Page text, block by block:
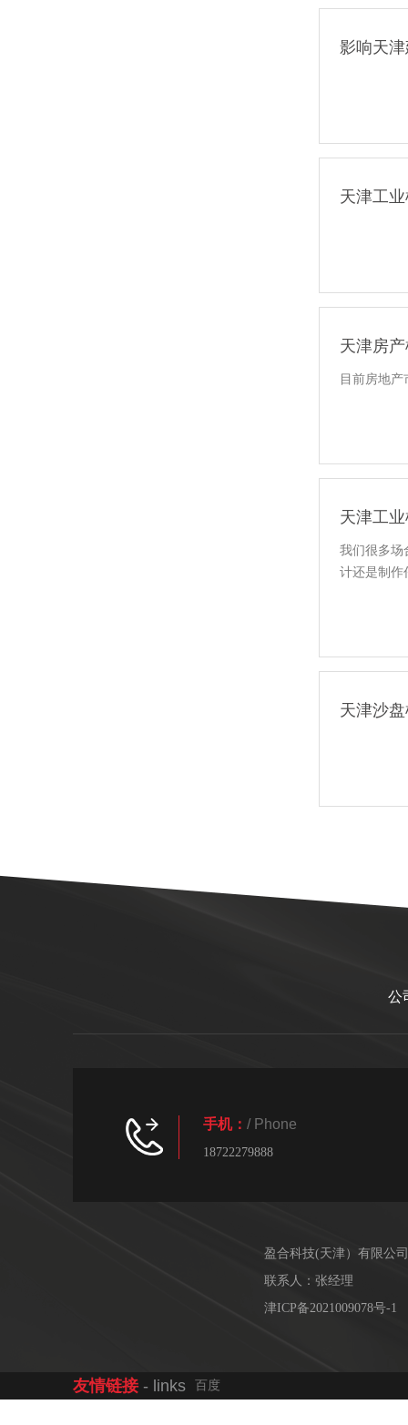
影响天
天津工
天津房
目前房地
天津工
我们很多场
计还是制作
天津沙
公
手机： / Phone
18722279888
盈合科技(天津）有限公司
联系人：张经理
津ICP备2021009078号-1
友情链接 - links 百度